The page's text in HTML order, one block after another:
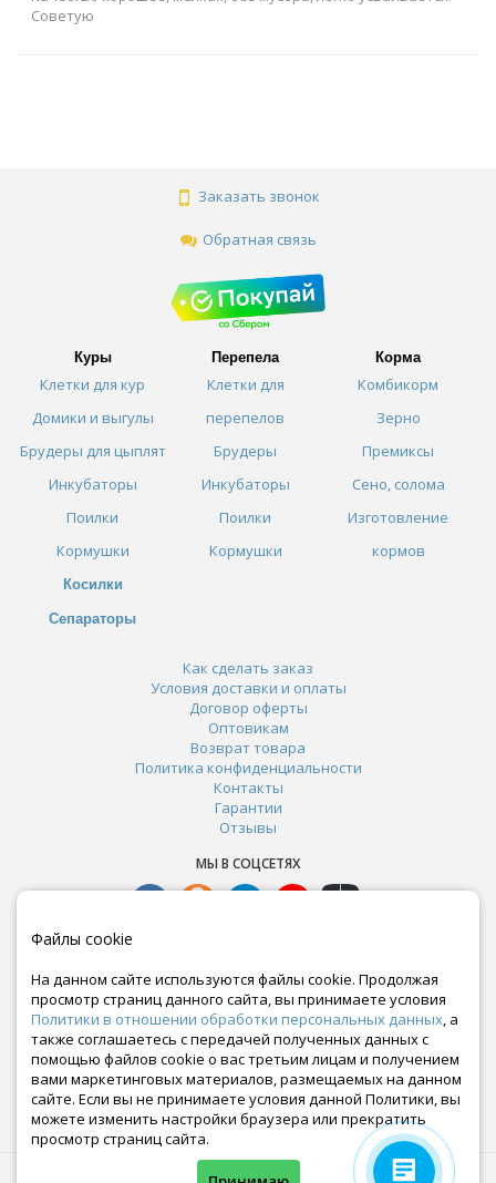
Советую
Заказать звонок
Обратная связь
Куры
Клетки для кур
Домики и выгулы
Брудеры для цыплят
Инкубаторы
Поилки
Кормушки
Косилки
Сепараторы
Перепела
Клетки для
перепелов
Брудеры
Инкубаторы
Поилки
Кормушки
Корма
Комбикорм
Зерно
Премиксы
Сено, солома
Изготовление
кормов
Как сделать заказ
Условия доставки и оплаты
Договор оферты
Оптовикам
Возврат товара
Политика конфиденциальности
Контакты
Гарантии
Отзывы
МЫ В СОЦСЕТЯХ
Почта:
crazy-ferma@yandex.ru
© Все права защищены. Информация сайта защищена законом об авторских правах.
Файлы cookie
На данном сайте используются файлы cookie. Продолжая
просмотр страниц данного сайта, вы принимаете условия
Политики в отношении обработки персональных данных, а
также соглашаетесь с передачей полученных данных с
помощью файлов cookie о вас третьим лицам и получением
вами маркетинговых материалов, размещаемых на данном
сайте. Если вы не принимаете условия данной Политики, вы
можете изменить настройки браузера или прекратить
просмотр страниц сайта.